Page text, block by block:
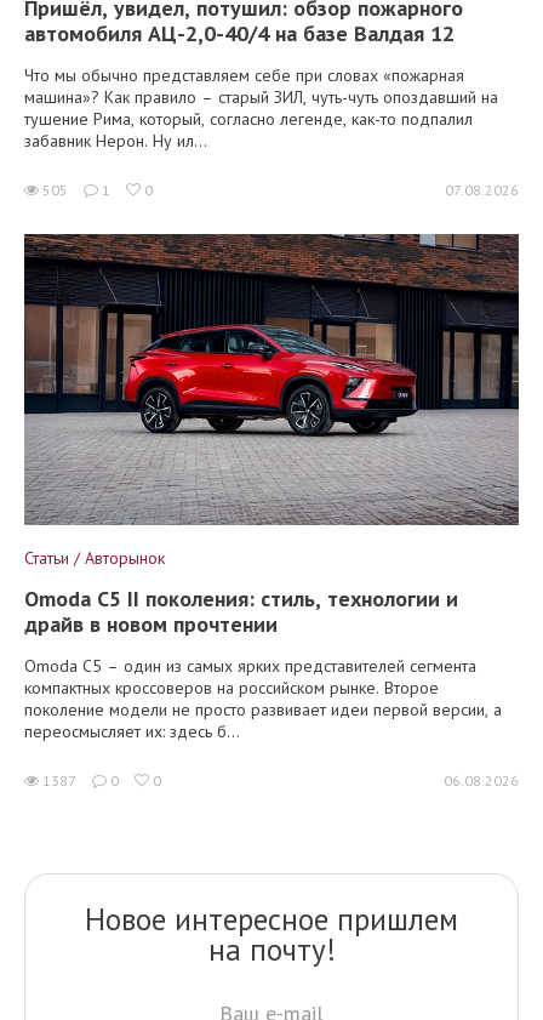
Пришёл, увидел, потушил: обзор пожарного
автомобиля АЦ-2,0-40/4 на базе Валдая 12
Что мы обычно представляем себе при словах «пожарная
машина»? Как правило – старый ЗИЛ, чуть-чуть опоздавший на
тушение Рима, который, согласно легенде, как-то подпалил
забавник Нерон. Ну ил...
505 1 0 07.08.2026
Статьи / Авторынок
Omoda C5 II поколения: стиль, технологии и
драйв в новом прочтении
Omoda C5 – один из самых ярких представителей сегмента
компактных кроссоверов на российском рынке. Второе
поколение модели не просто развивает идеи первой версии, а
переосмысляет их: здесь б...
1387 0 0 06.08.2026
Новое интересное пришлем
на почту!